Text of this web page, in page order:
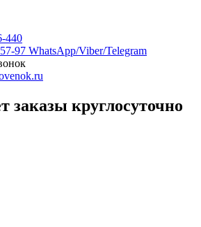
440
97 WhatsApp/Viber/Telegram
заказы круглосуточно